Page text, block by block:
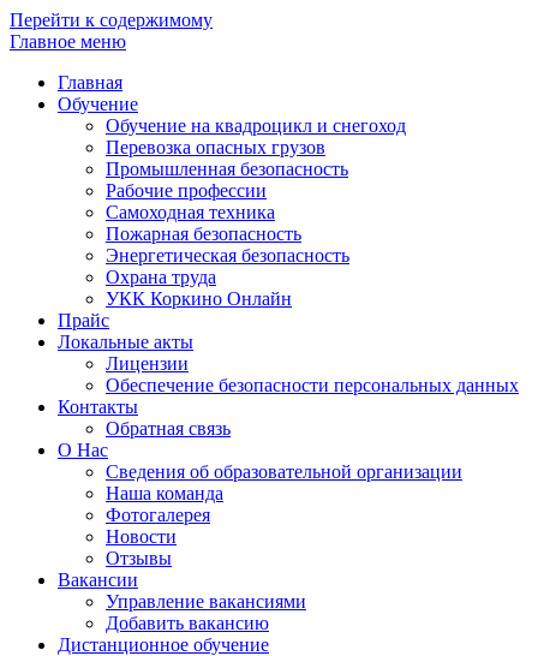
Перейти к содержимому
Главное меню
Главная
Обучение
Обучение на квадроцикл и снегоход
Перевозка опасных грузов
Промышленная безопасность
Рабочие профессии
Самоходная техника
Пожарная безопасность
Энергетическая безопасность
Охрана труда
УКК Коркино Онлайн
Прайс
Локальные акты
Лицензии
Обеспечение безопасности персональных данных
Контакты
Обратная связь
О Нас
Сведения об образовательной организации
Наша команда
Фотогалерея
Новости
Отзывы
Вакансии
Управление вакансиями
Добавить вакансию
Дистанционное обучение